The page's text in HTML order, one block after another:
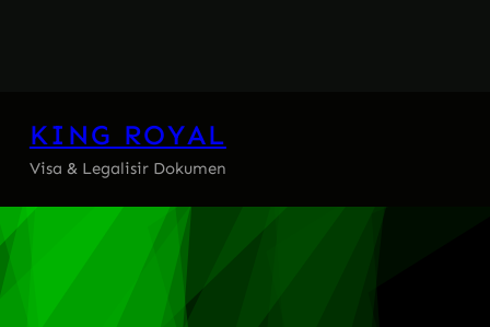
KING ROYAL
Visa & Legalisir Dokumen